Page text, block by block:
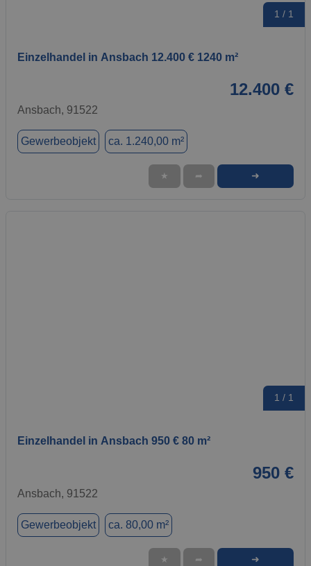
1 / 1
Einzelhandel in Ansbach 12.400 € 1240 m²
12.400 €
Ansbach, 91522
Gewerbeobjekt ca. 1.240,00 m²
★ ➦ ➜
1 / 1
Einzelhandel in Ansbach 950 € 80 m²
950 €
Ansbach, 91522
Gewerbeobjekt ca. 80,00 m²
★ ➦ ➜